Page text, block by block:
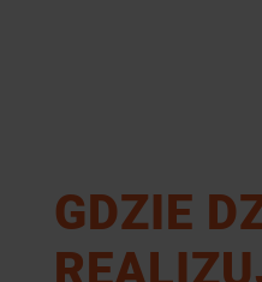
GDZIE